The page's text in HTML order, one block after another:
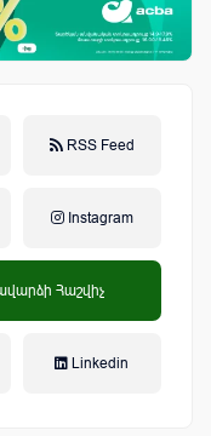
RSS Feed
Instagram
Հաշվիչ
Linkedin